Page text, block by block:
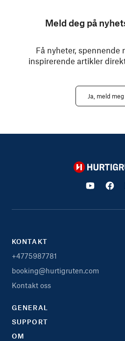
Meld deg på
Få nyheter, spennende
inspirerende artikler
Ja, meld
Hurtigruten
KONTAKT
+4775987781
booking@hurtigruten.com
Kontakt oss
GENERAL
SUPPORT
OM